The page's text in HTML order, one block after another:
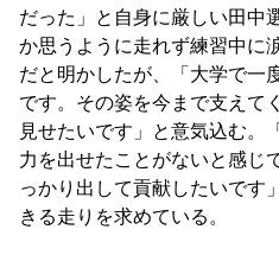
だった」と自身に厳しい田中
か思うように走れず練習中に
だと明かしたが、「大学で一
です。その姿を今まで支えて
見せたいです」と意気込む。
力を出せたことがないと感じ
っかり出して貢献したいです
きる走りを求めている。